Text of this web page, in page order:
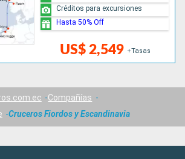
US$ 2,549 +Tasas
Créditos para excursiones
Hasta 50% Off
Compañías
Cruceros Fiordos y Escandinavia